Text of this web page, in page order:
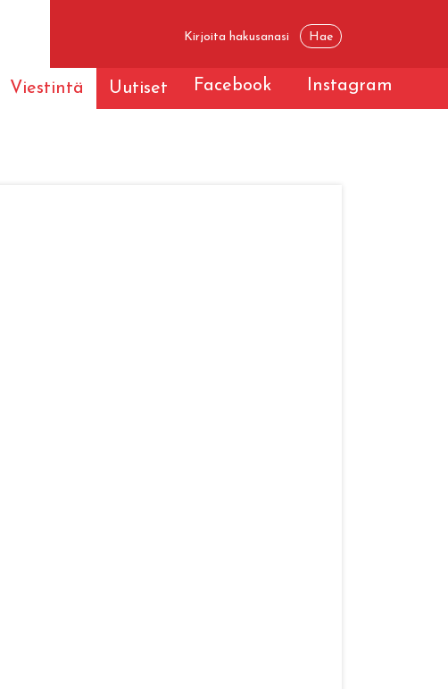
Viestintä Uutiset Facebook Instagram